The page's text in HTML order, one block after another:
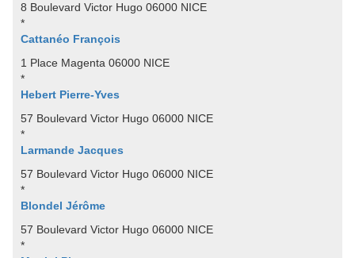
8 Boulevard Victor Hugo 06000 NICE
*
Cattanéo François
1 Place Magenta 06000 NICE
*
Hebert Pierre-Yves
57 Boulevard Victor Hugo 06000 NICE
*
Larmande Jacques
57 Boulevard Victor Hugo 06000 NICE
*
Blondel Jérôme
57 Boulevard Victor Hugo 06000 NICE
*